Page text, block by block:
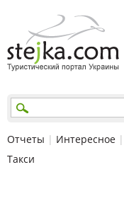
Отчеты | Интересное |
Такси